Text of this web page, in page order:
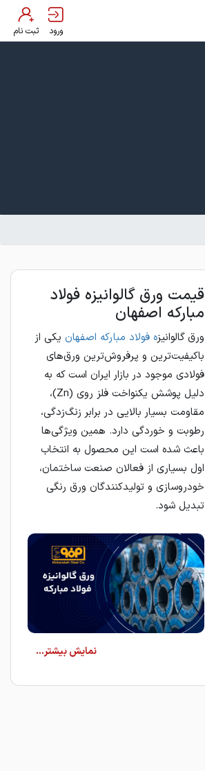
ورود ثبت نام
قیمت ورق گالوانیزه فولاد
مبارکه اصفهان
ورق گالوانیزه فولاد مبارکه اصفهان یکی از
باکیفیت‌ترین و پرفروش‌ترین ورق‌های
فولادی موجود در بازار ایران است که به
دلیل پوشش یکنواخت فلز روی (Zn)،
مقاومت بسیار بالایی در برابر زنگ‌زدگی،
رطوبت و خوردگی دارد. همین ویژگی‌ها
باعث شده است این محصول به انتخاب
اول بسیاری از فعالان صنعت ساختمان،
خودروسازی و تولیدکنندگان ورق رنگی
تبدیل شود.
در فولاد24 می‌توانید قیمت روز ورق